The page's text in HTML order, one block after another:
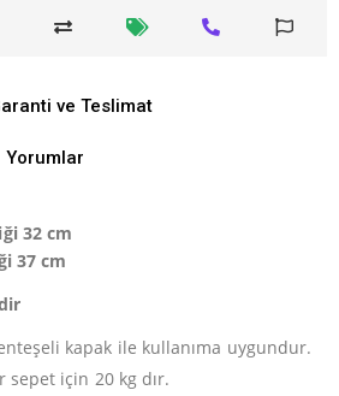
ve Teslimat
Yorumlar
32 cm
37 cm
kapak ile kullanıma uygundur.
sepet için 20 kg dır.